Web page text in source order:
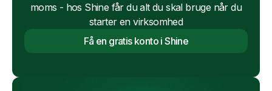
moms - hos Shine får du alt du skal bruge når du
starter en virksomhed
Få en gratis konto i Shine